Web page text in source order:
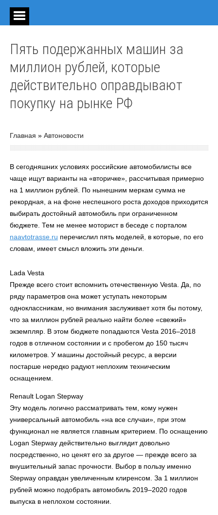
Пять подержанных машин за
миллион рублей, которые
действительно оправдывают
покупку на рынке РФ
Главная » Автоновости
В сегодняшних условиях российские автомобилисты все
чаще ищут варианты на «вторичке», рассчитывая примерно
на 1 миллион рублей. По нынешним меркам сумма не
рекордная, а на фоне неспешного роста доходов приходится
выбирать достойный автомобиль при ограниченном
бюджете. Тем не менее моторист в беседе с порталом
naavtotrasse.ru перечислил пять моделей, в которые, по его
словам, имеет смысл вложить эти деньги.
Lada Vesta
Прежде всего стоит вспомнить отечественную Vesta. Да, по
ряду параметров она может уступать некоторым
одноклассникам, но внимания заслуживает хотя бы потому,
что за миллион рублей реально найти более «свежий»
экземпляр. В этом бюджете попадаются Vesta 2016–2018
годов в отличном состоянии и с пробегом до 150 тысяч
километров. У машины достойный ресурс, а версии
постарше нередко радуют неплохим техническим
оснащением.
Renault Logan Stepway
Эту модель логично рассматривать тем, кому нужен
универсальный автомобиль «на все случаи», при этом
функционал не является главным критерием. По оснащению
Logan Stepway действительно выглядит довольно
посредственно, но ценят его за другое — прежде всего за
внушительный запас прочности. Выбор в пользу именно
Stepway оправдан увеличенным клиренсом. За 1 миллион
рублей можно подобрать автомобиль 2019–2020 годов
выпуска в неплохом состоянии.